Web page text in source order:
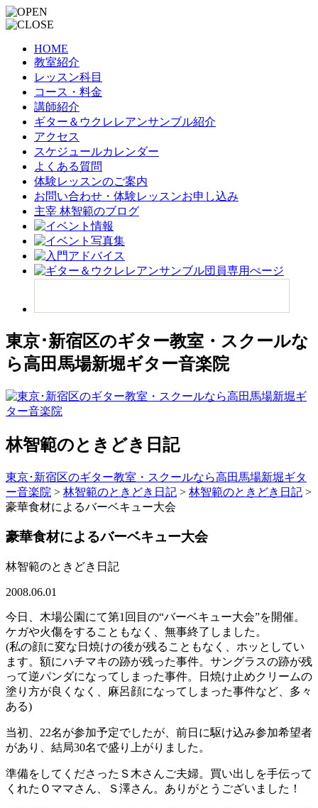
HOME
教室紹介
レッスン科目
コース・料金
講師紹介
ギター＆ウクレレアンサンブル紹介
アクセス
スケジュールカレンダー
よくある質問
体験レッスンのご案内
お問い合わせ・体験レッスンお申し込み
主宰 林智範のブログ
東京･新宿区のギター教室・スクールな
ら高田馬場新堀ギター音楽院
林智範のときどき日記
東京･新宿区のギター教室・スクールなら高田馬場新堀ギタ
ー音楽院 > 林智範のときどき日記 > 林智範のときどき日記 >
豪華食材によるバーベキュー大会
豪華食材によるバーベキュー大会
林智範のときどき日記
2008.06.01
今日、木場公園にて第1回目の“バーベキュー大会”を開催。
ケガや火傷をすることもなく、無事終了しました。
(私の顔に変な日焼けの後が残ることもなく、ホッとしてい
ます。額にハチマキの跡が残った事件。サングラスの跡が残
って逆パンダになってしまった事件。日焼け止めクリームの
塗り方が良くなく、麻呂顔になってしまった事件など、多々
ある)
当初、22名が参加予定でしたが、前日に駆け込み参加希望者
があり、結局30名で盛り上がりました。
準備をしてくださったＳ木さんご夫婦。買い出しを手伝って
くれたＯママさん、Ｓ澤さん。ありがとうございました！